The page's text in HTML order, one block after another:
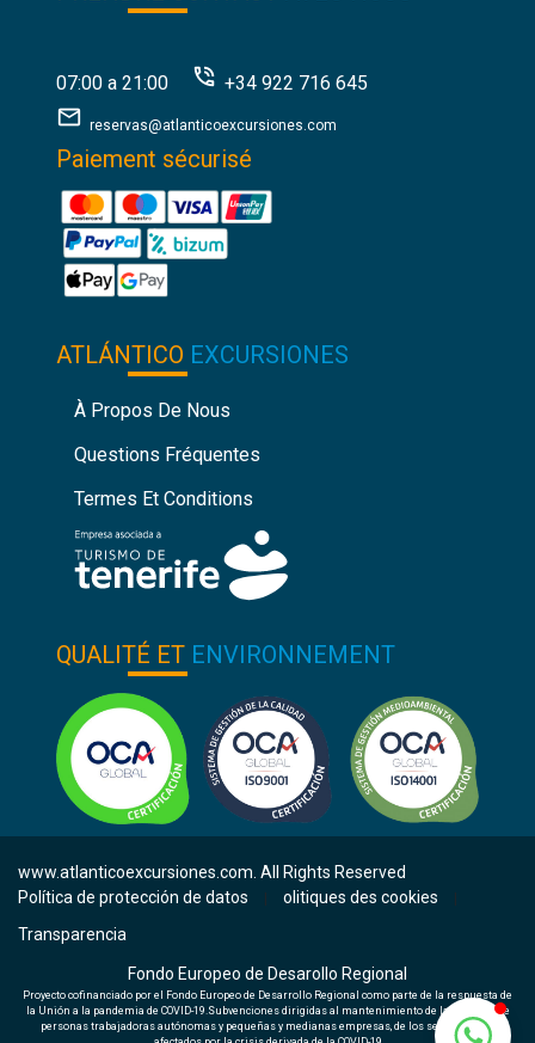
07:00 a 21:00 +34 922 716 645
reservas@atlanticoexcursiones.com
Paiement sécurisé
ATLÁNTICO EXCURSIONES
À Propos De Nous
Questions Fréquentes
Termes Et Conditions
QUALITÉ ET ENVIRONNEMENT
www.atlanticoexcursiones.com. All Rights Reserved
Política de protección de datos
| olitiques des cookies |
Transparencia
Fondo Europeo de Desarollo Regional
Proyecto cofinanciado por el Fondo Europeo de Desarrollo Regional como parte de la respuesta de
la Unión a la pandemia de COVID-19.Subvenciones dirigidas al mantenimiento de la actividad de
personas trabajadoras autónomas y pequeñas y medianas empresas, de los sectores más